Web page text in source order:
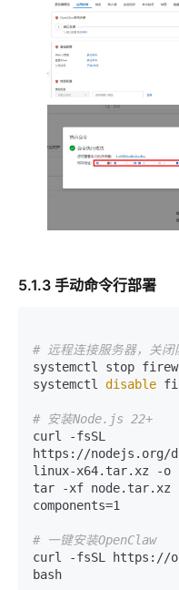
5.1.3 手动命令行部署
# 远程连接服务器，关闭
systemctl stop
systemctl disable
# 安装Node.js 22+
curl -fsSL
https://nodejs.org/
linux-x64.tar.xz -o
tar -xf
components=1
# 一键安装OpenClaw
curl -fsSL https://
bash